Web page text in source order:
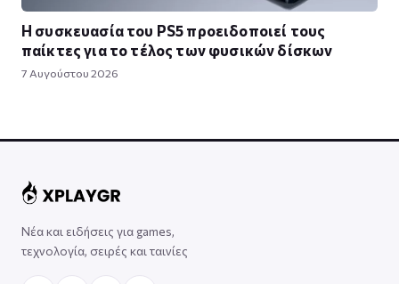
Η συσκευασία του PS5 προειδοποιεί τους
παίκτες για το τέλος των φυσικών δίσκων
7 Αυγούστου 2026
Νέα και ειδήσεις για games,
τεχνολογία, σειρές και ταινίες